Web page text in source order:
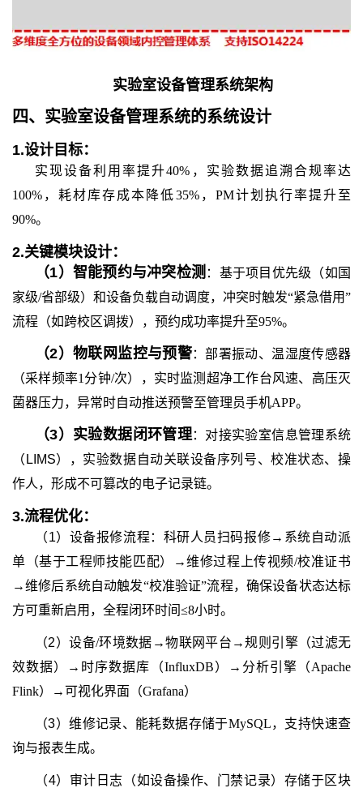
实验室设备管理系统架构
四、 实验室设备管理系统的系统设计
1.设计目标：
实现设备利用率提升40%，实验数据追溯合规率达
100%，耗材库存成本降低35%，PM计划执行率提升至
90%。
2.关键模块设计：
（1） 智能预约与冲突检测 ：基于项目优先级（如国
家级/省部级）和设备负载自动调度，冲突时触发“紧急借用”
流程（如跨校区调拨），预约成功率提升至95%。
（2）物联网监控与预警：部署振动、温湿度传感器
（采样频率1分钟/次），实时监测超净工作台风速、高压灭
菌器压力，异常时自动推送预警至管理员手机APP。
（3） 实验数据闭环管理：对接实验室信息管理系统
（LIMS），实验数据自动关联设备序列号、校准状态、操
作人，形成不可篡改的电子记录链。
3.流程优化：
（1） 设备报修流程：科研人员扫码报修→系统自动派
单（基于工程师技能匹配）→维修过程上传视频/校准证书
→维修后系统自动触发“校准验证”流程，确保设备状态达标
方可重新启用，全程闭环时间≤8小时。
（2）设备/环境数据→物联网平台→规则引擎（过滤无
效数据）→时序数据库（InfluxDB）→分析引擎（Apache
Flink）→可视化界面（Grafana）
（3）维修记录、能耗数据存储于MySQL，支持快速查
询与报表生成。
（4）审计日志（如设备操作、门禁记录）存储于区块